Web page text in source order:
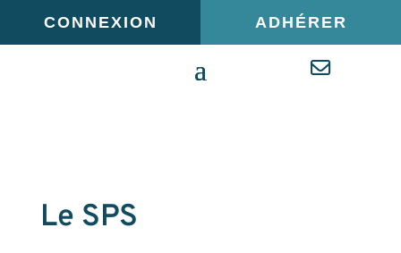
CONNEXION ADHÉRER
Le SPS